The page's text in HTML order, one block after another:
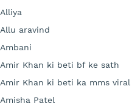
Alliya
Allu aravind
Ambani
Amir Khan ki beti bf ke sath
Amir Khan ki beti ka mms viral
Amisha Patel